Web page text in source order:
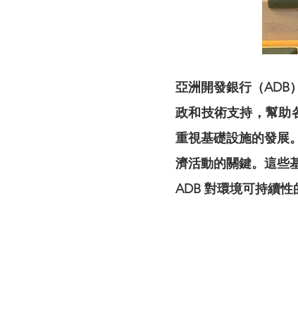
亞洲開發銀⾏（ADB
政和技術支持，幫助
重視基礎設施的發展
濟活動的關鍵。這些
ADB 對環境可持續性